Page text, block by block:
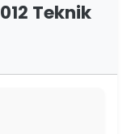
Teknik